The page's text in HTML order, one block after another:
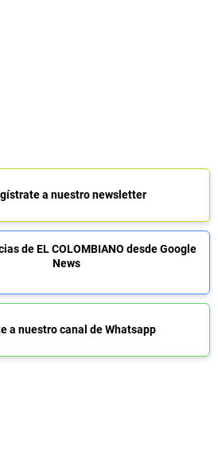
a nuestro newsletter
de EL COLOMBIANO desde Google
News
a nuestro canal de Whatsapp